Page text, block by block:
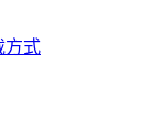
方式